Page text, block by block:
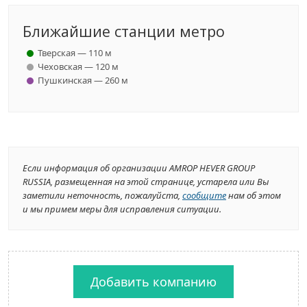
Ближайшие станции метро
Тверская — 110 м
Чеховская — 120 м
Пушкинская — 260 м
Если информация об организации AMROP HEVER GROUP
RUSSIA, размещенная на этой странице, устарела или Вы
заметили неточность, пожалуйста, сообщитенам об этом
и мы примем меры для исправления ситуации.
Добавить компанию